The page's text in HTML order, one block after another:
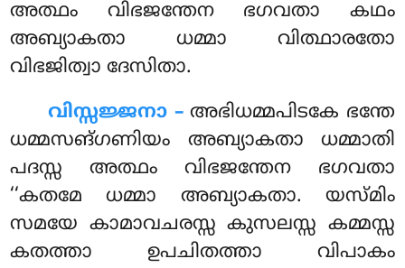
അത്ഥം വിഭജന്തേന ഭഗവതാ കഥം
അബ്യാകതാ ധമ്മാ വിത്ഥാരതോ
വിഭജിത്വാ ദേസിതാ.
വിസ്സജ്ജനാ –അഭിധമ്മപിടകേ ഭന്തേ
ധമ്മസങ്ഗണിയം അബ്യാകതാ ധമ്മാതി
പദസ്സ അത്ഥം വിഭജന്തേന ഭഗവതാ
‘‘കതമേ ധമ്മാ അബ്യാകതാ. യസ്മിം
സമയേ കാമാവചരസ്സ കുസലസ്സ കമ്മസ്സ
കതത്താ ഉപചിതത്താ വിപാകം